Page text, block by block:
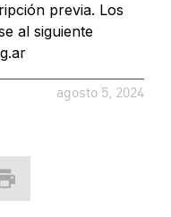
previa. Los
al siguiente
agosto 5, 2024